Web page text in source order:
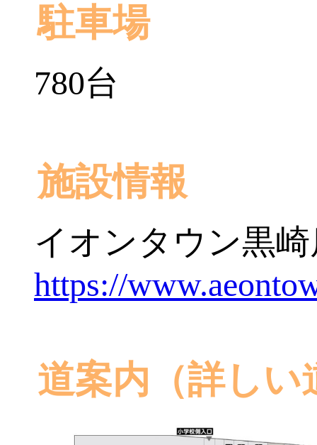
駐車場
780台
施設情報
イオンタウン黒
https://
道案内（詳しい